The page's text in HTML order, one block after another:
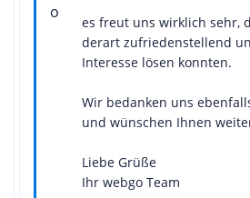
es freut uns wirklich sehr,
derart zufriedenstellend
Interesse lösen konnten.
Wir bedanken uns
und wünschen Ihnen
Liebe Grüße
Ihr webgo Team